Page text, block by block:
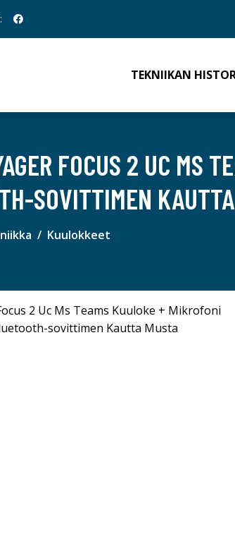
TEKNIIKAN
FOCUS 2 UC MS
SOVITTIMEN
Kuulokkeet